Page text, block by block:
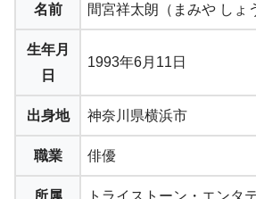
名前 間宮祥太朗（まみや しょ
生年月
日
1993年6月11日
出身地 神奈川県横浜市
職業 俳優
所属 トライストーン・エンタ